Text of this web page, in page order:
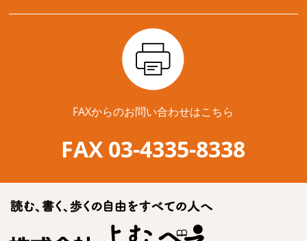
FAXからのお問い合わせはこちら
FAX 03-4335-8338